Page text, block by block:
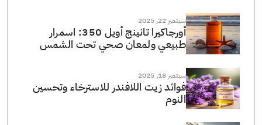
سبتمبر 22, 2025
أورجاكيرا تانينج أويل 350: اسمرار
طبيعي ولمعان صحي تحت الشمس
سبتمبر 18, 2025
فوائد زيت اللافندر للاسترخاء وتحسين
النوم